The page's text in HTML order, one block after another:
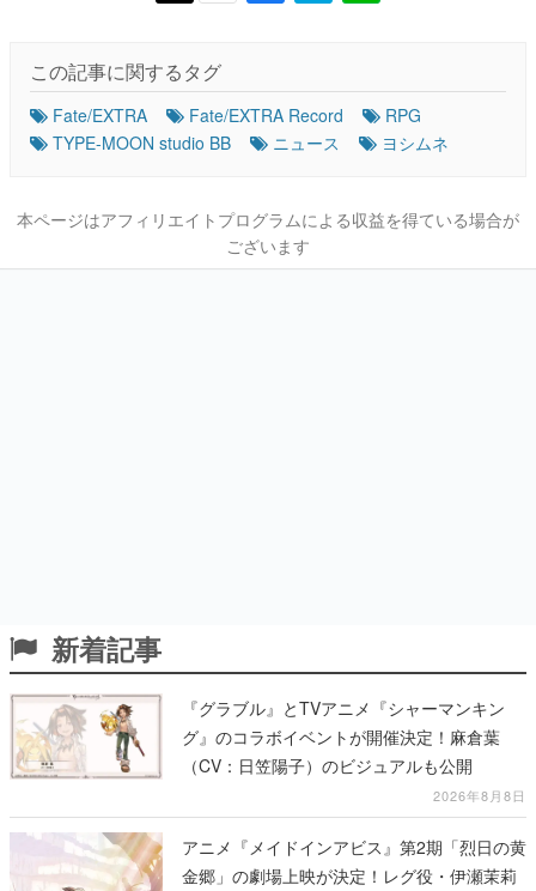
この記事に関するタグ
Fate/EXTRA Fate/EXTRA Record
RPG
TYPE-MOON studio BB
ニュース ヨシムネ
本ページはアフィリエイトプログラムによる収益を得ている場合が
ございます
新着記事
『グラブル』とTVアニメ『シャーマンキン
グ』のコラボイベントが開催決定！麻倉葉
（CV：日笠陽子）のビジュアルも公開
2026年8月8日
アニメ『メイドインアビス』第2期「烈日の黄
金郷」の劇場上映が決定！レグ役・伊瀬茉莉